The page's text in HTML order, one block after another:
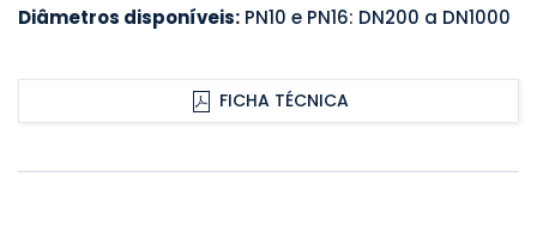
Diâmetros disponíveis: PN10 e PN16: DN200 a DN1000
FICHA TÉCNICA